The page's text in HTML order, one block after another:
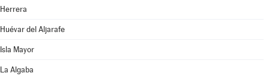
Herrera
Huévar del Aljarafe
Isla Mayor
La Algaba